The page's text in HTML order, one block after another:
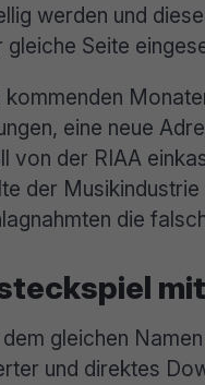
werden und
gleiche Seite
kommenden
eine neue
von der RIAA
der
die
gleichen
und direktes